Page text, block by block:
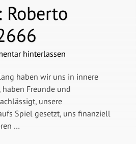
Roberto
hinterlassen
haben wir uns in innere
Freunde und
unsere
Spiel gesetzt, uns finanziell
…